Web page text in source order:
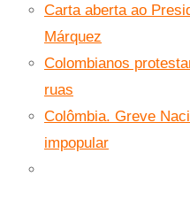
Carta aberta ao
Márquez
Colombianos
ruas
Colômbia. Greve
impopular